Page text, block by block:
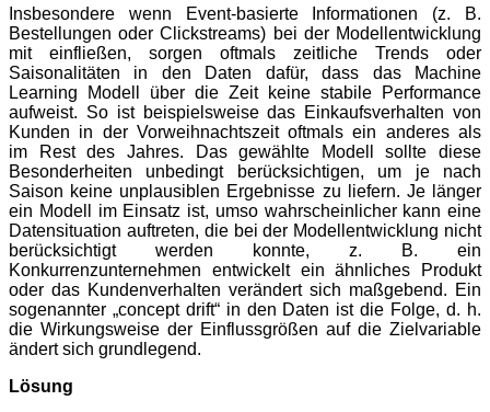
Insbesondere wenn Event-basierte Informationen (z. B.
Bestellungen oder Clickstreams) bei der Modellentwicklung
mit einfließen, sorgen oftmals zeitliche Trends oder
Saisonalitäten in den Daten dafür, dass das Machine
Learning Modell über die Zeit keine stabile Performance
aufweist. So ist beispielsweise das Einkaufsverhalten von
Kunden in der Vorweihnachtszeit oftmals ein anderes als
im
Rest des Jahres. Das gewählte Modell sollte diese
Besonderheiten unbedingt berücksichtigen, um je nach
Saison keine unplausiblen Ergebnisse zu liefern. Je länger
ein Modell im Einsatz ist, umso wahrscheinlicher kann eine
Datensituation auftreten, die bei der Modellentwicklung nicht
berücksichtigt werden konnte, z. B. ein
Konkurrenzunternehmen entwickelt ein ähnliches Produkt
oder das Kundenverhalten verändert sich maßgebend. Ein
sogenannter „concept drift“ in den Daten ist die Folge, d. h.
die Wirkungsweise der Einflussgrößen auf die Zielvariable
ändert sich grundlegend.
Lösung